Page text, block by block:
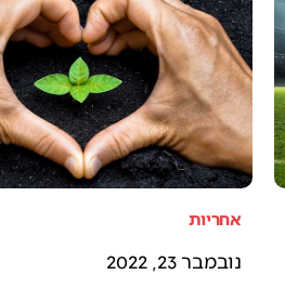
אחריות
נובמבר 23, 2022